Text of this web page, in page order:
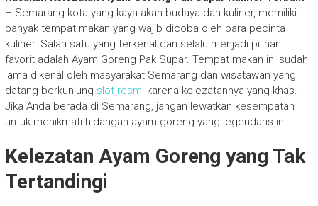
– Semarang kota yang kaya akan budaya dan kuliner, memiliki
banyak tempat makan yang wajib dicoba oleh para pecinta
kuliner. Salah satu yang terkenal dan selalu menjadi pilihan
favorit adalah Ayam Goreng Pak Supar. Tempat makan ini sudah
lama dikenal oleh masyarakat Semarang dan wisatawan yang
datang berkunjung slot resmikarena kelezatannya yang khas.
Jika Anda berada di Semarang, jangan lewatkan kesempatan
untuk menikmati hidangan ayam goreng yang legendaris ini!
Kelezatan Ayam Goreng yang Tak
Tertandingi